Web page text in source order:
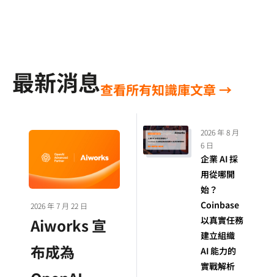
最新消息查看所有知識庫文章 →
2026 年 7 月 22 日
Aiworks 宣
布成為
2026 年 8 月
6 日
企業 AI 採
用從哪開
始？
Coinbase
以真實任務
建立組織
AI 能力的
實戰解析